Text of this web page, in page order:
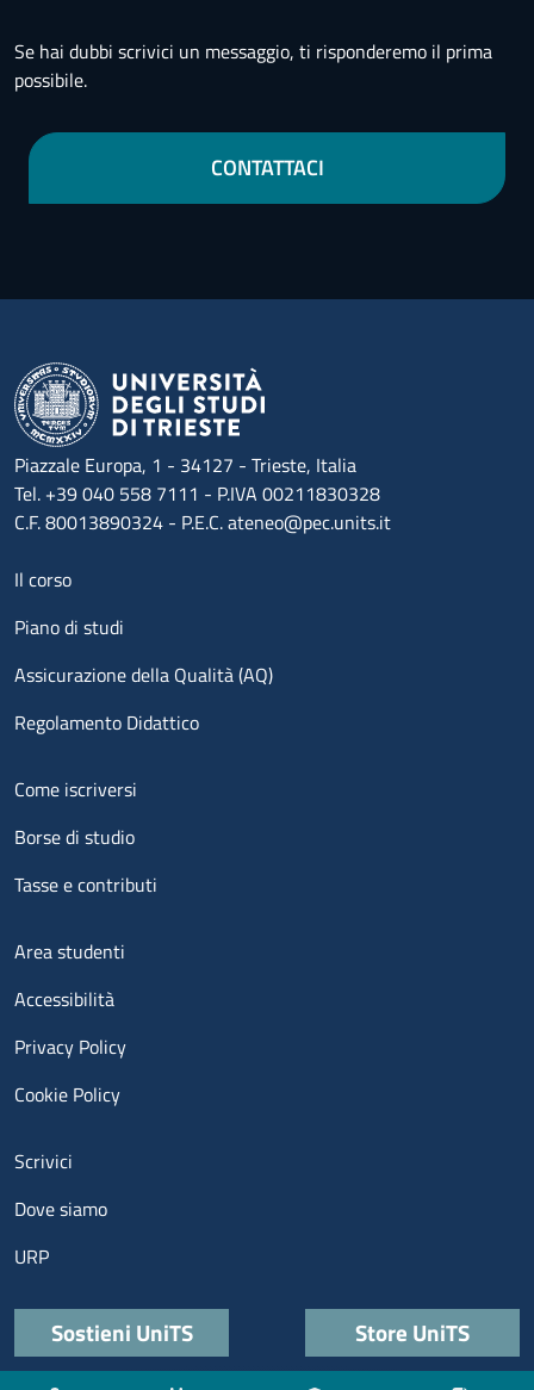
Se hai dubbi scrivici un messaggio, ti risponderemo il prima
possibile.
CONTATTACI
Piazzale Europa, 1 - 34127 - Trieste, Italia
Tel. +39 040 558 7111 - P.IVA 00211830328
C.F. 80013890324 - P.E.C. ateneo@pec.units.it
Menu footer 1
Il corso
Piano di studi
Assicurazione della Qualità (AQ)
Regolamento Didattico
Menu footer 2
Come iscriversi
Borse di studio
Tasse e contributi
Menu footer 3
Area studenti
Accessibilità
Privacy Policy
Cookie Policy
Menu contatti
Scrivici
Dove siamo
URP
Quick links
Sostieni UniTS Store UniTS